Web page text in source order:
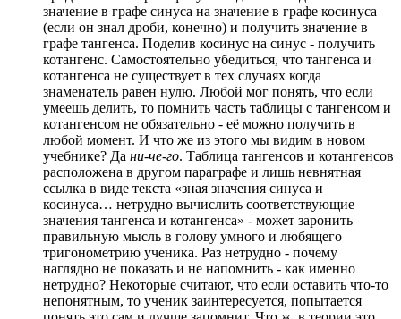
значение в графе синуса на значение в графе косинуса
(если он знал дроби, конечно) и получить значение в
графе тангенса. Поделив косинус на синус - получить
котангенс. Самостоятельно убедиться, что тангенса и
котангенса не существует в тех случаях когда
знаменатель равен нулю. Любой мог понять, что если
умеешь делить, то помнить часть таблицы с тангенсом и
котангенсом не обязательно - её можно получить в
любой момент. И что же из этого мы видим в новом
учебнике? Да ни-че-го. Таблица тангенсов и котангенсов
расположена в другом параграфе и лишь невнятная
ссылка в виде текста «зная значения синуса и
косинуса… нетрудно вычислить соответствующие
значения тангенса и котангенса» - может заронить
правильную мысль в голову умного и любящего
тригонометрию ученика. Раз нетрудно - почему
наглядно не показать и не напомнить - как именно
нетрудно? Некоторые считают, что если оставить что-то
непонятным, то ученик заинтересуется, попытается